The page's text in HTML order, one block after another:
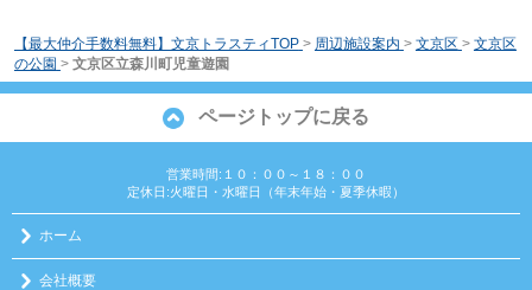
【最大仲介手数料無料】文京トラスティTOP > 周辺施設案内 > 文京区 > 文京区
の公園 > 文京区立森川町児童遊園
ページトップに戻る
営業時間:１０：００～１８：００
定休日:火曜日・水曜日（年末年始・夏季休暇）
ホーム
会社概要